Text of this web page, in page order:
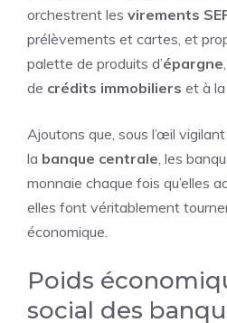
orchestrent les virements
prélèvements et cartes, et
palette de produits d’épargne
de crédits immobiliers et à
Ajoutons que, sous l’œil
la banque centrale, les
monnaie chaque fois qu’elles
elles font véritablement
économique.
Poids
social des